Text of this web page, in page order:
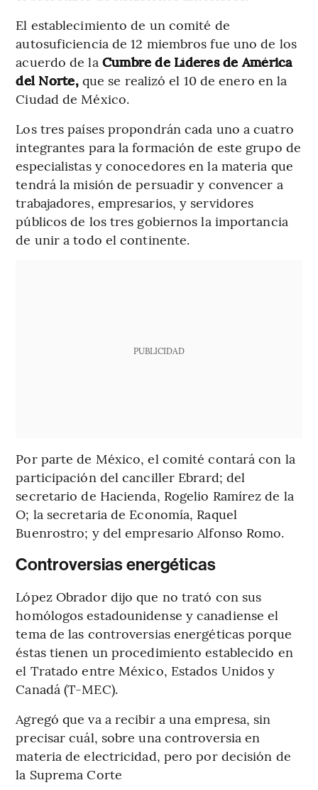
El establecimiento de un comité de
autosuficiencia de 12 miembros fue uno de los
acuerdo de la Cumbre de Líderes de América
del Norte,que se realizó el 10 de enero en la
Ciudad de México.
Los tres países propondrán cada uno a cuatro
integrantes para la formación de este grupo de
especialistas y conocedores en la materia que
tendrá la misión de persuadir y convencer a
trabajadores, empresarios, y servidores
públicos de los tres gobiernos la importancia
de unir a todo el continente.
PUBLICIDAD
Por parte de México, el comité contará con la
participación del canciller Ebrard; del
secretario de Hacienda, Rogelio Ramírez de la
O; la secretaria de Economía, Raquel
Buenrostro; y del empresario Alfonso Romo.
Controversias energéticas
López Obrador dijo que no trató con sus
homólogos estadounidense y canadiense el
tema de las controversias energéticas porque
éstas tienen un procedimiento establecido en
el Tratado entre México, Estados Unidos y
Canadá (T-MEC).
Agregó que va a recibir a una empresa, sin
precisar cuál, sobre una controversia en
materia de electricidad, pero por decisión de
la Suprema Corte